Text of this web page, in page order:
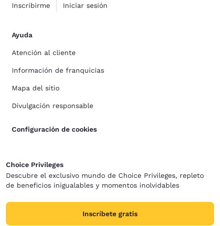
Inscribirme Iniciar sesión
Ayuda
Atención al cliente
Información de franquicias
Mapa del sitio
Divulgación responsable
Configuración de cookies
Choice Privileges
Descubre el exclusivo mundo de Choice Privileges, repleto
de beneficios inigualables y momentos inolvidables
Inscríbete gratis